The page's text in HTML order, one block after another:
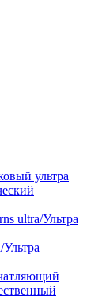
ультра
ultra/Ультра